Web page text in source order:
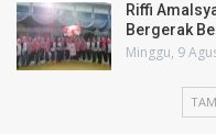
Riffi
Bergerak
Minggu, 9